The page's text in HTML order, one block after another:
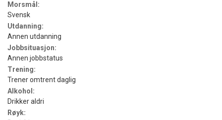
Morsmål:
Svensk
Utdanning:
Annen utdanning
Jobbsituasjon:
Annen jobbstatus
Trening:
Trener omtrent daglig
Alkohol:
Drikker aldri
Røyk: